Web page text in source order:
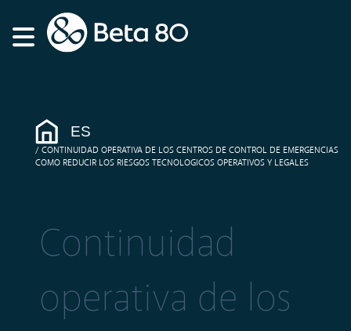
ES
CONTINUIDAD OPERATIVA DE LOS CENTROS DE CONTROL DE EMERGENCIAS
COMO REDUCIR LOS RIESGOS TECNOLOGICOS OPERATIVOS Y LEGALES
Continuidad
operativa de los